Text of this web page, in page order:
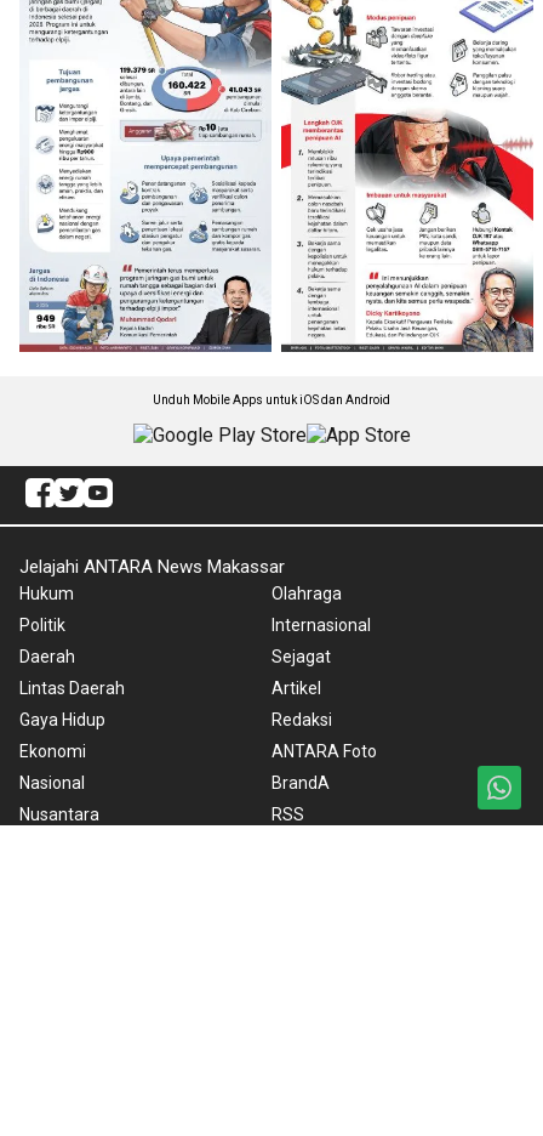
Unduh Mobile Apps untuk iOS dan Android
Jelajahi ANTARA News Makassar
Hukum
Politik
Daerah
Lintas Daerah
Gaya Hidup
Ekonomi
Nasional
Nusantara
Olahraga
Internasional
Sejagat
Artikel
Redaksi
ANTARA Foto
BrandA
RSS